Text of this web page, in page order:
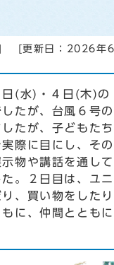
[更新日： 2026年
日(水)・４日(木)
たが、台風６号
たが、子どもた
際に目にし、そ
物や講話を通し
。２日目は、ユ
、買い物をした
に、仲間ととも